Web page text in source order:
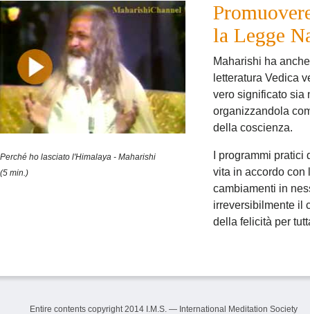
Perché ho lasciato l'Himalaya - Maharishi
(5 min.)
la Legge
Maharishi ha
letteratura Vedica
vero significato sia
organizzandola
della coscienza.
I programmi
vita in accordo con
cambiamenti in
irreversibilmente il
della felicità per
Entire contents copyright 2014 I.M.S. — International Meditation Society